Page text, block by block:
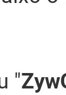
"